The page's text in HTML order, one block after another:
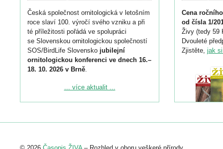
Česká společnost ornitologická v letošním
roce slaví 100. výročí svého vzniku a při
té příležitosti pořádá ve spolupráci
se Slovenskou ornitologickou společností
SOS/BirdLife Slovensko jubilejní
ornitologickou konferenci ve dnech 16.–
18. 10. 2026 v Brně.
Podrobnější informace ke konferenci
Registrovat se můžete do 6. září.
... více aktualit ...
Cena
od čísla 1/
Živy (tedy 59
Dvouleté
Zjistěte, jak